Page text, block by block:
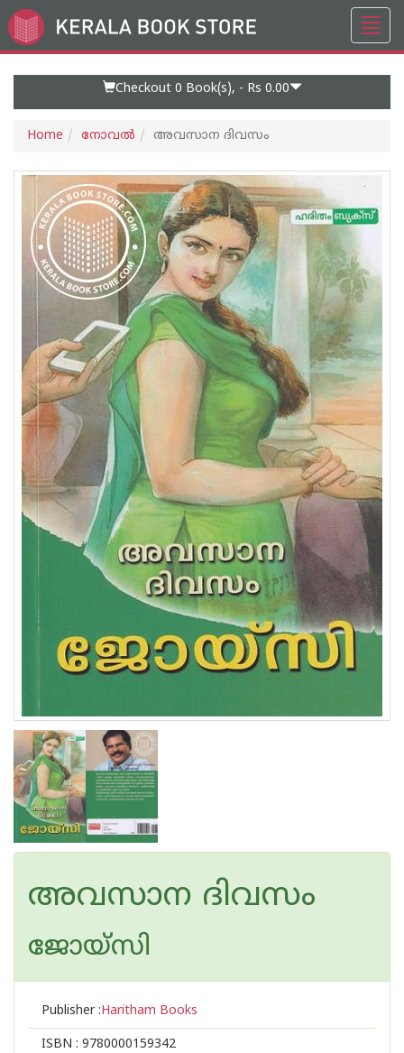
Go
to
Checkout 0 Book(s), - Rs 0.00
Home നോവല്‍ അവസാന ദിവസം
അവസാന ദിവസം
ജോയ്‌സി
Publisher :Haritham Books
ISBN : 9780000159342